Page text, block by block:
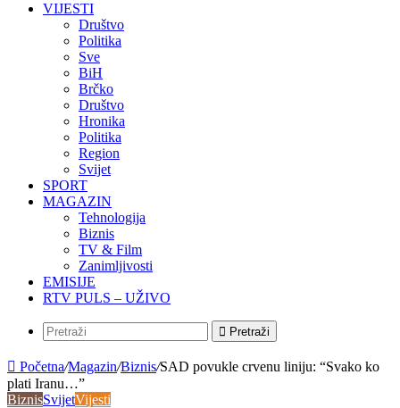
VIJESTI
Društvo
Politika
Sve
BiH
Brčko
Društvo
Hronika
Politika
Region
Svijet
SPORT
MAGAZIN
Tehnologija
Biznis
TV & Film
Zanimljivosti
EMISIJE
RTV PULS – UŽIVO
Pretraži
Početna/Magazin/Biznis/SAD povukle crvenu liniju: “Svako ko
plati Iranu…”
BiznisSvijetVijesti